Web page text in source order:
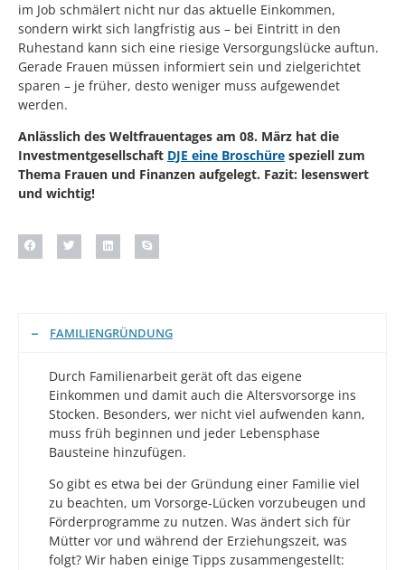
im Job schmälert nicht nur das aktuelle Einkommen,
sondern wirkt sich langfristig aus – bei Eintritt in den
Ruhestand kann sich eine riesige Versorgungslücke auftun.
Gerade Frauen müssen informiert sein und zielgerichtet
sparen – je früher, desto weniger muss aufgewendet
werden.
Anlässlich des Weltfrauentages am 08. März hat die
Investmentgesellschaft DJE eine Broschüre speziell zum
Thema Frauen und Finanzen aufgelegt. Fazit: lesenswert
und wichtig!
FAMILIENGRÜNDUNG
Durch Familienarbeit gerät oft das eigene
Einkommen und damit auch die Altersvorsorge ins
Stocken. Besonders, wer nicht viel aufwenden kann,
muss früh beginnen und jeder Lebensphase
Bausteine hinzufügen.
So gibt es etwa bei der Gründung einer Familie viel
zu beachten, um Vorsorge-Lücken vorzubeugen und
Förderprogramme zu nutzen. Was ändert sich für
Mütter vor und während der Erziehungszeit, was
folgt? Wir haben einige Tipps zusammengestellt: